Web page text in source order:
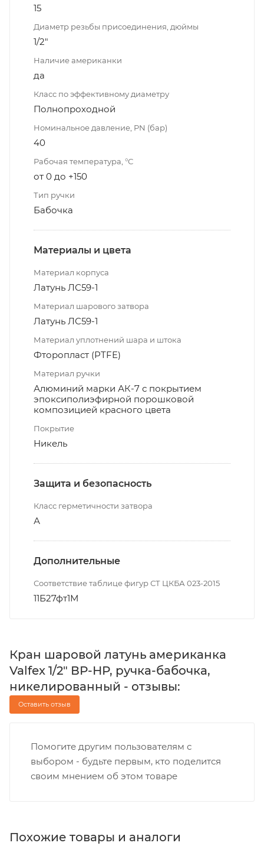
15
Диаметр резьбы присоединения, дюймы
1/2"
Наличие американки
да
Класс по эффективному диаметру
Полнопроходной
Номинальное давление, PN (бар)
40
Рабочая температура, °С
от 0 до +150
Тип ручки
Бабочка
Материалы и цвета
Материал корпуса
Латунь ЛС59-1
Материал шарового затвора
Латунь ЛС59-1
Материал уплотнений шара и штока
Фторопласт (PTFE)
Материал ручки
Алюминий марки АК-7 с покрытием
эпоксиполиэфирной порошковой
композицией красного цвета
Покрытие
Никель
Защита и безопасность
Класс герметичности затвора
А
Дополнительные
Соответствие таблице фигур СТ ЦКБА 023-2015
11Б27фт1М
Кран шаровой латунь американка
Valfex 1/2" ВР-НР, ручка-бабочка,
никелированный - отзывы:
Оставить отзыв
Помогите другим пользователям с
выбором - будьте первым, кто поделится
своим мнением об этом товаре
Похожие товары и аналоги